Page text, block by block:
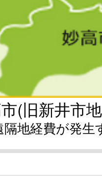
(旧新井市
地経費が発